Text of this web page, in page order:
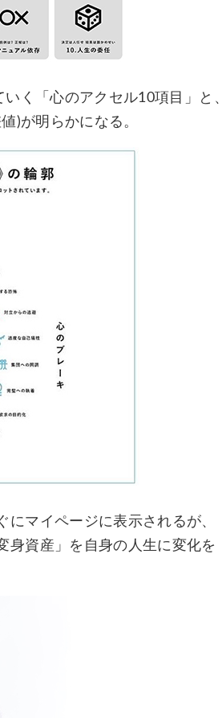
く「心のアクセル10項目」と、
)が明らかになる。
にマイページに表示されるが、
身資産」を自身の人生に変化を